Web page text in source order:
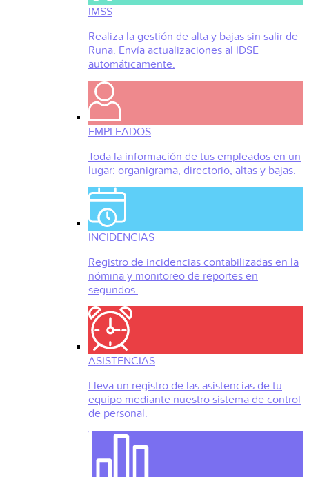
IMSS
Realiza la gestión de alta y bajas sin salir de
Runa. Envía actualizaciones al IDSE
automáticamente.
EMPLEADOS
Toda la información de tus empleados en un
lugar: organigrama, directorio, altas y bajas.
INCIDENCIAS
Registro de incidencias contabilizadas en la
nómina y monitoreo de reportes en
segundos.
ASISTENCIAS
Lleva un registro de las asistencias de tu
equipo mediante nuestro sistema de control
de personal.